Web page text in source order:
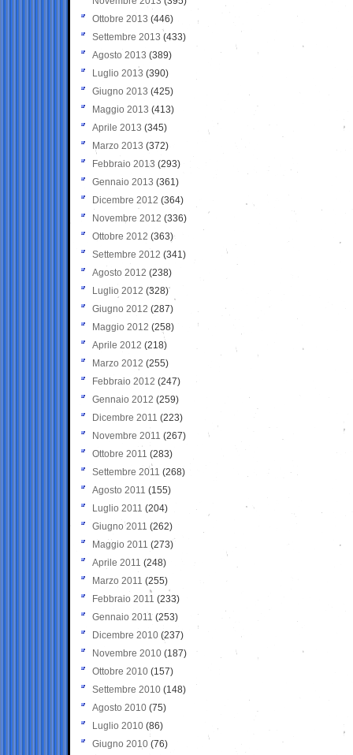
Ottobre 2013 (446)
Settembre 2013 (433)
Agosto 2013 (389)
Luglio 2013 (390)
Giugno 2013 (425)
Maggio 2013 (413)
Aprile 2013 (345)
Marzo 2013 (372)
Febbraio 2013 (293)
Gennaio 2013 (361)
Dicembre 2012 (364)
Novembre 2012 (336)
Ottobre 2012 (363)
Settembre 2012 (341)
Agosto 2012 (238)
Luglio 2012 (328)
Giugno 2012 (287)
Maggio 2012 (258)
Aprile 2012 (218)
Marzo 2012 (255)
Febbraio 2012 (247)
Gennaio 2012 (259)
Dicembre 2011 (223)
Novembre 2011 (267)
Ottobre 2011 (283)
Settembre 2011 (268)
Agosto 2011 (155)
Luglio 2011 (204)
Giugno 2011 (262)
Maggio 2011 (273)
Aprile 2011 (248)
Marzo 2011 (255)
Febbraio 2011 (233)
Gennaio 2011 (253)
Dicembre 2010 (237)
Novembre 2010 (187)
Ottobre 2010 (157)
Settembre 2010 (148)
Agosto 2010 (75)
Luglio 2010 (86)
Giugno 2010 (76)